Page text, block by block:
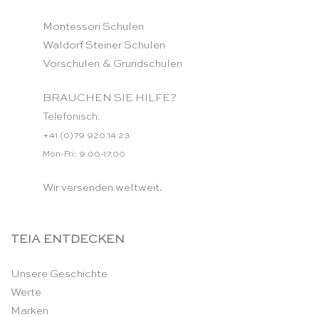
Montessori Schulen
Waldorf Steiner Schulen
Vorschulen & Grundschulen
BRAUCHEN SIE HILFE?
Telefonisch:
+41 (0)79 920 14 23
Mon-Fri: 9.00-17.00
Wir versenden weltweit.
TEIA ENTDECKEN
Unsere Geschichte
Werte
Marken